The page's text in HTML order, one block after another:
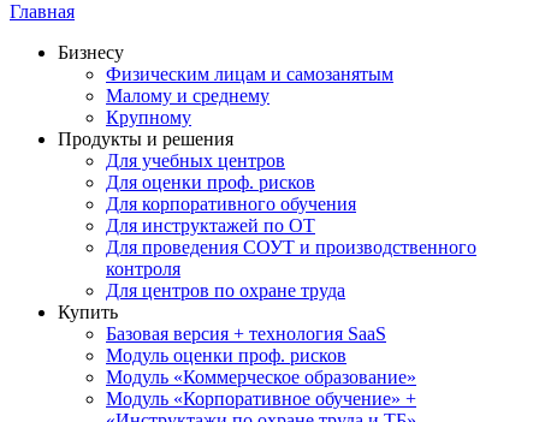
Главная
Бизнесу
Физическим лицам и самозанятым
Малому и среднему
Крупному
Продукты и решения
Для учебных центров
Для оценки проф. рисков
Для корпоративного обучения
Для инструктажей по ОТ
Для проведения СОУТ и производственного
контроля
Для центров по охране труда
Купить
Базовая версия + технология SaaS
Модуль оценки проф. рисков
Модуль «Коммерческое образование»
Модуль «Корпоративное обучение» +